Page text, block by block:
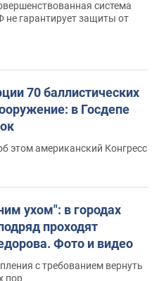
система
гарантирует защиты от
70 баллистических
в Госдепе
этом американский Конгресс
ухом": в городах
проходят
Фото и видео
с требованием вернуть
пор